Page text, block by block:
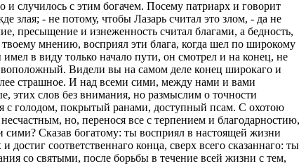
и случилось с этим богачем. Посему патриарх и говорит
злая; - не потому, чтобы Лазарь считал это злом, - да не
пресыщение и изнеженность считал благами, а бедность,
мнению, восприял эти блага, когда шел по широкому
в виду только начало пути, он смотрел и на конец, не
Видели вы на самом деле конец широкаго и
страшное. И над всеми сими, между нами и вами
этих слов без внимания, но размыслим о точности
с голодом, покрытый ранами, доступный псам. С охотою
но, перенося все с терпением и благодарностию,
Сказав богатому: ты восприял в настоящей жизни
соответственнаго конца, сверх всего сказаннаго: ты
со святыми, после борьбы в течение всей жизни с тем,